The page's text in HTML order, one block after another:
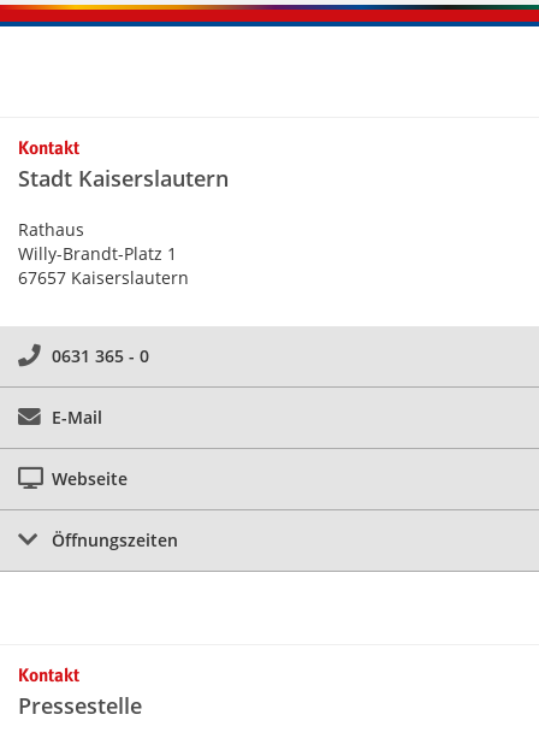
Kontakt
Stadt Kaiserslautern
Rathaus
Willy-Brandt-Platz 1
67657 Kaiserslautern
0631 365 - 0
E-Mail
Webseite
Öffnungszeiten
Kontakt
Pressestelle